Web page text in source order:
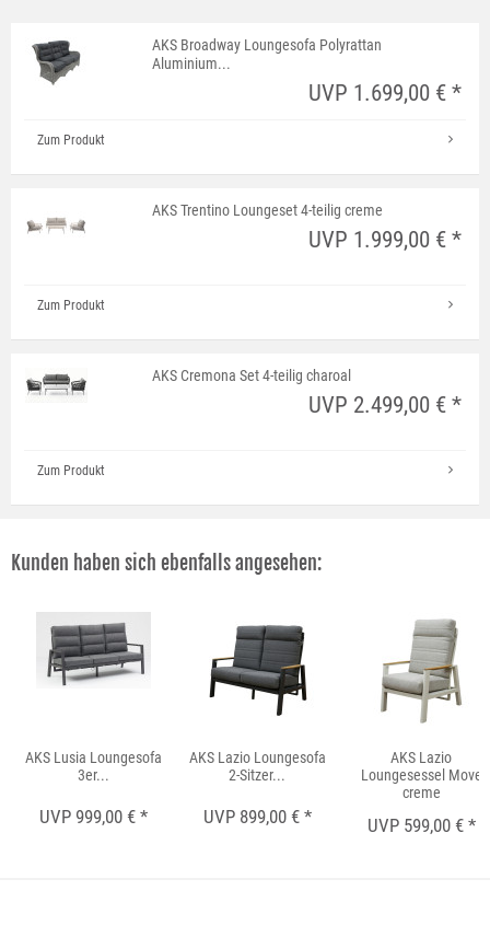
AKS Broadway Loungesofa Polyrattan
Aluminium...
UVP 1.699,00 € *
Zum Produkt
AKS Trentino Loungeset 4-teilig creme
UVP 1.999,00 € *
Zum Produkt
AKS Cremona Set 4-teilig charoal
UVP 2.499,00 € *
Zum Produkt
Kunden haben sich ebenfalls angesehen:
AKS Lusia Loungesofa
3er...
UVP 999,00 € *
AKS Lazio Loungesofa
2-Sitzer...
UVP 899,00 € *
AKS Lazio
Loungesessel Move
creme
UVP 599,00 € *